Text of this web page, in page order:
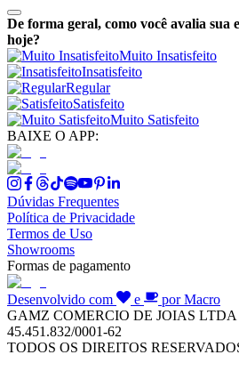
De forma geral, como você avalia sua
hoje?
Muito Insatisfeito
Insatisfeito
Regular
Satisfeito
Muito Satisfeito
BAIXE O APP:
Dúvidas Frequentes
Política de Privacidade
Termos de Uso
Showrooms
Formas de pagamento
Desenvolvido com e
por Macro
GAMZ COMERCIO DE JOIAS LTDA
45.451.832/0001-62
TODOS OS DIREITOS